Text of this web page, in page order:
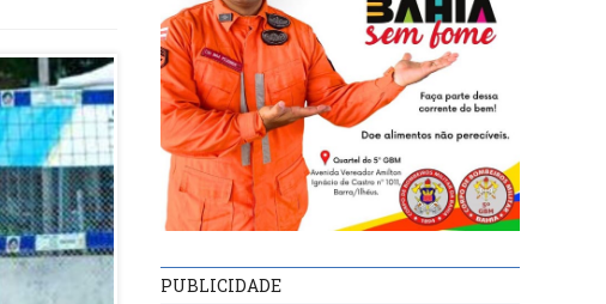
PUBLICIDADE